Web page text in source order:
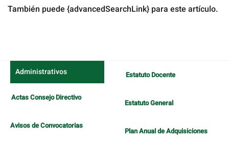
También puede {advancedSearchLink} para este artículo.
Administrativos
Actas Consejo Directivo
Avisos de Convocatorias
Estatuto Docente
Estatuto General
Plan Anual de Adquisiciones